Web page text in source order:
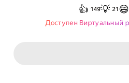
👍 149💡 21 😄
Доступен Виртуальный